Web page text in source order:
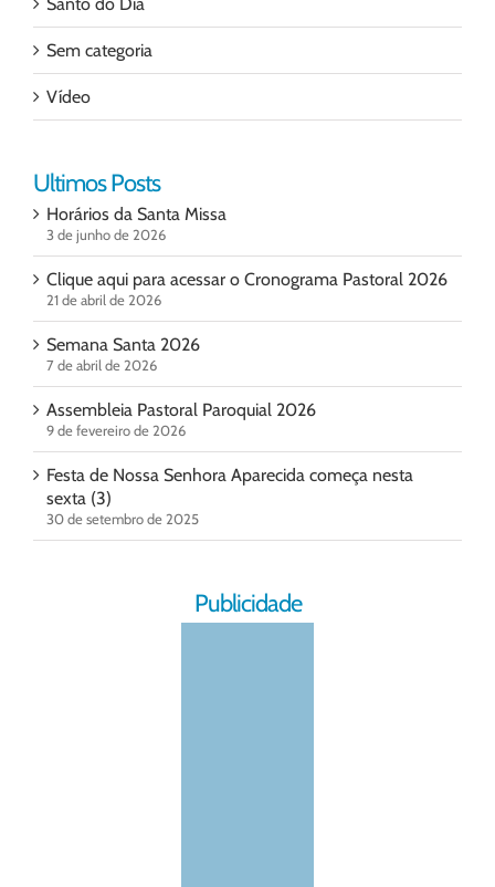
Santo do Dia
Sem categoria
Vídeo
Ultimos Posts
Horários da Santa Missa
3 de junho de 2026
Clique aqui para acessar o Cronograma Pastoral 2026
21 de abril de 2026
Semana Santa 2026
7 de abril de 2026
Assembleia Pastoral Paroquial 2026
9 de fevereiro de 2026
Festa de Nossa Senhora Aparecida começa nesta
sexta (3)
30 de setembro de 2025
Publicidade